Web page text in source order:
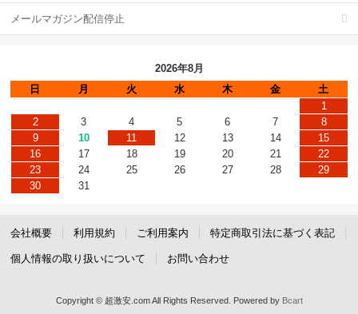
メールマガジン配信停止
2026年8月
日
月 火 水 木 金
土
1
2
3 4 5 6 7
8
9
10 11 12 13 14
15
16
17 18 19 20 21
22
23
24 25 26 27 28
29
30
31
会社概要 利用規約 ご利用案内 特定商取引法に基づく表記
個人情報の取り扱いについて お問い合わせ
Copyright © 超激安.com All Rights Reserved. Powered by Bcart